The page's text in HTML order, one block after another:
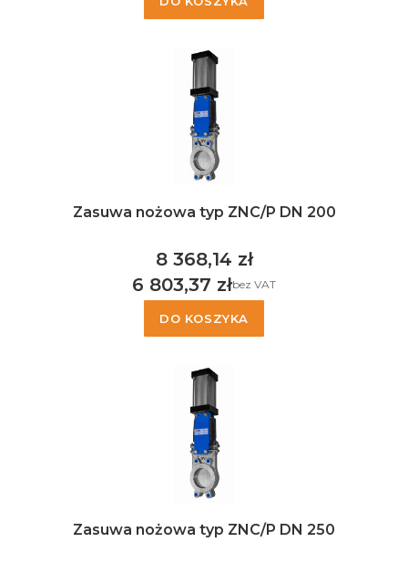
Zasuwa nożowa typ ZNC/P DN 200
Cena
8 368,14 zł
Cena
6 803,37 złbez VAT
DO KOSZYKA
Zasuwa nożowa typ ZNC/P DN 250